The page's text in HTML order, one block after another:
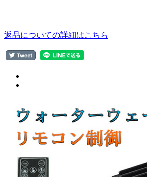
返品についての詳細はこちら